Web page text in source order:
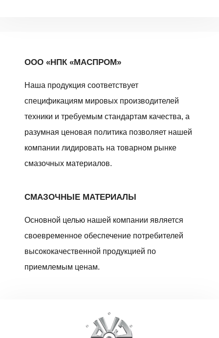
ООО «НПК «МАСПРОМ»
Наша продукция соответствует
спецификациям мировых производителей
техники и требуемым стандартам качества, а
разумная ценовая политика позволяет нашей
компании лидировать на товарном рынке
смазочных материалов.
СМАЗОЧНЫЕ МАТЕРИАЛЫ
Основной целью нашей компании является
своевременное обеспечение потребителей
высококачественной продукцией по
приемлемым ценам.